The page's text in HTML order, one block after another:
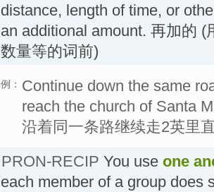
distance, length of time, or
an additional amount. 再加的
数量等的词前)
例： Continue down the same
reach the church of Santa
沿着同一条路继续走2英里
PRON-RECIP You use one
each member of a group does